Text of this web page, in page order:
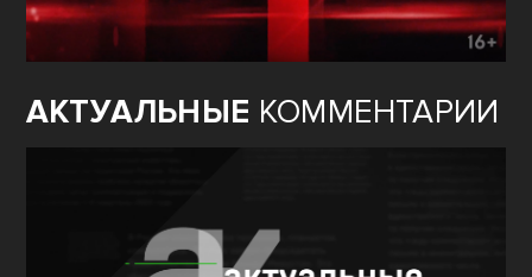
АКТУАЛЬНЫЕ КОММЕНТАРИИ